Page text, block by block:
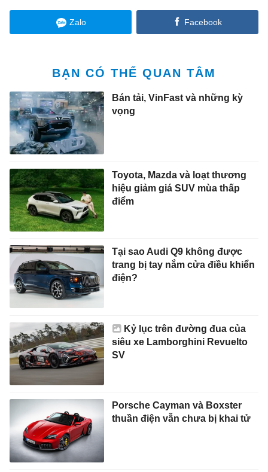
Zalo Facebook
BẠN CÓ THỂ QUAN TÂM
Bán tải, VinFast và những kỳ
vọng
Toyota, Mazda và loạt thương
hiệu giảm giá SUV mùa thấp
điểm
Tại sao Audi Q9 không được
trang bị tay nắm cửa điều khiển
điện?
Kỷ lục trên đường đua của
siêu xe Lamborghini Revuelto
SV
Porsche Cayman và Boxster
thuần điện vẫn chưa bị khai tử